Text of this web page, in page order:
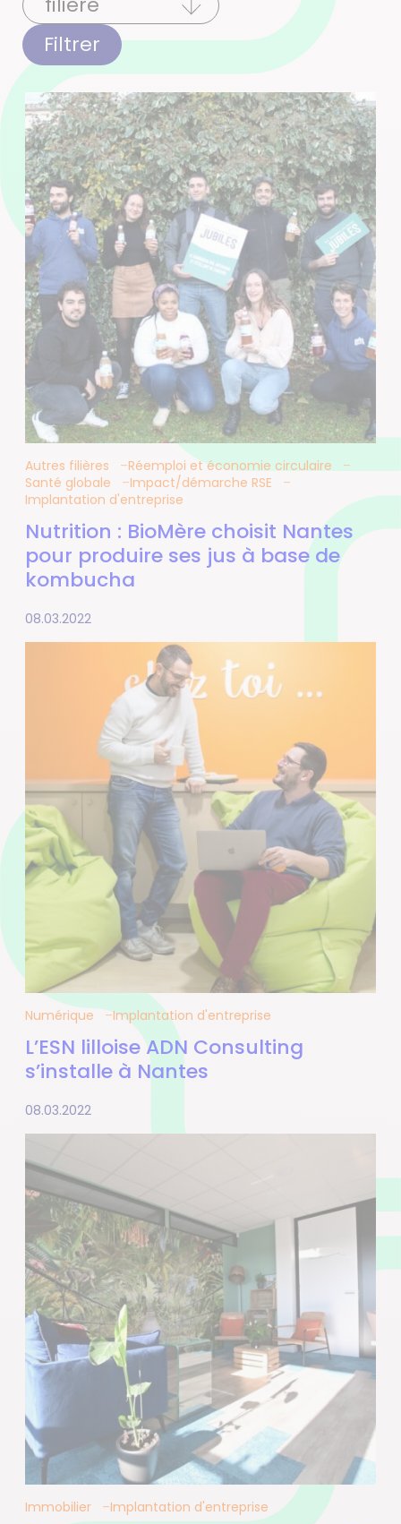
Filtrer
Autres filières
Réemploi et économie circulaire
Santé globale
Impact/démarche RSE
Implantation d'entreprise
Nutrition : BioMère choisit Nantes
pour produire ses jus à base de
kombucha
08.03.2022
Numérique Implantation d'entreprise
L’ESN lilloise ADN Consulting
s’installe à Nantes
08.03.2022
Immobilier Implantation d'entreprise